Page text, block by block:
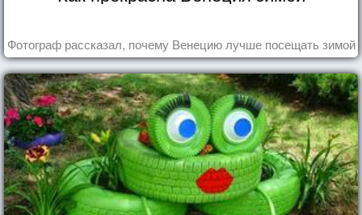
Фотограф рассказал, почему Венецию лучше посещать зимой